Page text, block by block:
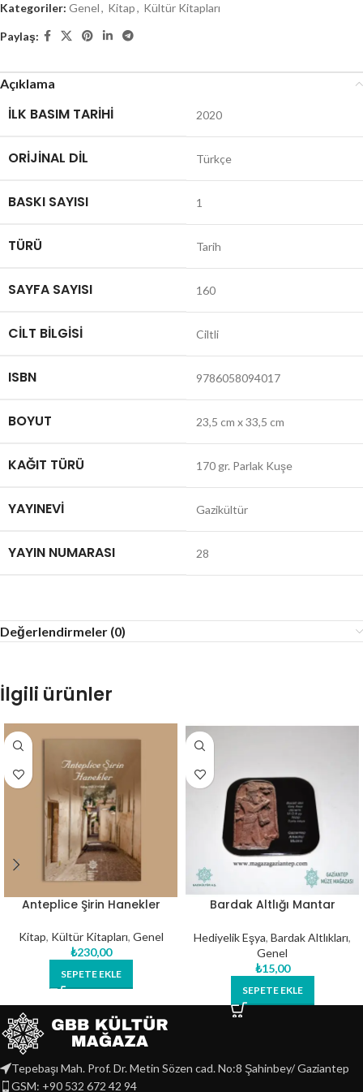
Kategoriler: Genel, Kitap, Kültür Kitapları
Paylaş:
Açıklama
İLK BASIM TARIHI 2020
ORIJINAL DIL Türkçe
BASKI SAYISI 1
TÜRÜ Tarih
SAYFA SAYISI 160
CILT BILGISI Ciltli
ISBN 9786058094017
BOYUT 23,5 cm x 33,5 cm
KAĞIT TÜRÜ 170 gr. Parlak Kuşe
YAYINEVI Gazikültür
YAYIN NUMARASI 28
Değerlendirmeler (0)
İlgili ürünler
Anteplice Şirin Hanekler
Kitap, Kültür Kitapları, Genel
₺230,00
SEPETE EKLE
Bardak Altlığı Mantar
Hediyelik Eşya, Bardak Altlıkları,
Genel
₺15,00
SEPETE EKLE
Tepebaşı Mah. Prof. Dr. Metin Sözen cad. No:8 Şahinbey/ Gaziantep
GSM: +90 532 672 42 94